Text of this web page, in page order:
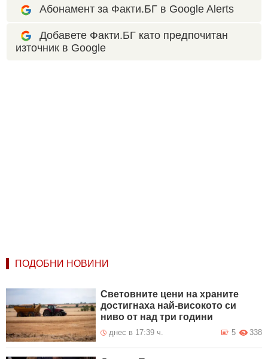
Абонамент за Факти.БГ в Google Alerts
Добавете Факти.БГ като предпочитан
източник в Google
ПОДОБНИ НОВИНИ
Световните цени на храните
достигнаха най-високото си
ниво от над три години
днес в 17:39 ч. 338
5